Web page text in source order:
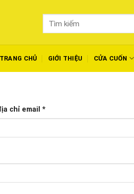
Tìm
TRANG CHỦ GIỚI THIỆU CỬA CUỐN
chỉ email *